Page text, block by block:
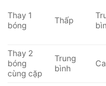
Thay 1
bóng
Thấp
Thay 2
bóng
cùng cặp
Trung
bình